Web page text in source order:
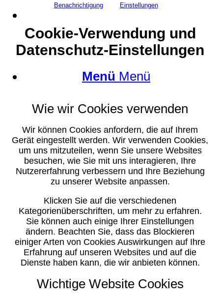
Menü Menü
Benachrichtigung
Einstellungen
Cookie-Verwendung und
Datenschutz-Einstellungen
Wie wir Cookies verwenden
Wir können Cookies anfordern, die auf Ihrem
Gerät eingestellt werden. Wir verwenden Cookies,
um uns mitzuteilen, wenn Sie unsere Websites
besuchen, wie Sie mit uns interagieren, Ihre
Nutzererfahrung verbessern und Ihre Beziehung
zu unserer Website anpassen.
Klicken Sie auf die verschiedenen
Kategorienüberschriften, um mehr zu erfahren.
Sie können auch einige Ihrer Einstellungen
ändern. Beachten Sie, dass das Blockieren
einiger Arten von Cookies Auswirkungen auf Ihre
Erfahrung auf unseren Websites und auf die
Dienste haben kann, die wir anbieten können.
Wichtige Website Cookies